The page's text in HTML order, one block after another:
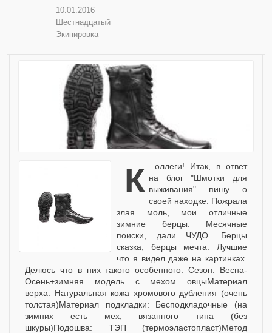
10.01.2016
Шестнадцатый
Экипировка
Коллеги! Итак, в ответ на блог "Шмотки для
выживания" пишу о
своей находке. Пожрала
злая моль, мои отличные
зимние берцы. Месячные
поиски, дали ЧУДО. Берцы
сказка, берцы мечта. Лучшие
что я видел даже на картинках.
Делюсь что в них такого особенного: Сезон: Весна-
Осень+зимняя модель с мехом овцыМатериал
верха: Натуральная кожа хромового дубления (очень
толстая)Материал подкладки: Бесподкладочные (на
зимних есть мех, вязанного типа (без
шкуры)Подошва: ТЭП (термоэластопласт)Метод